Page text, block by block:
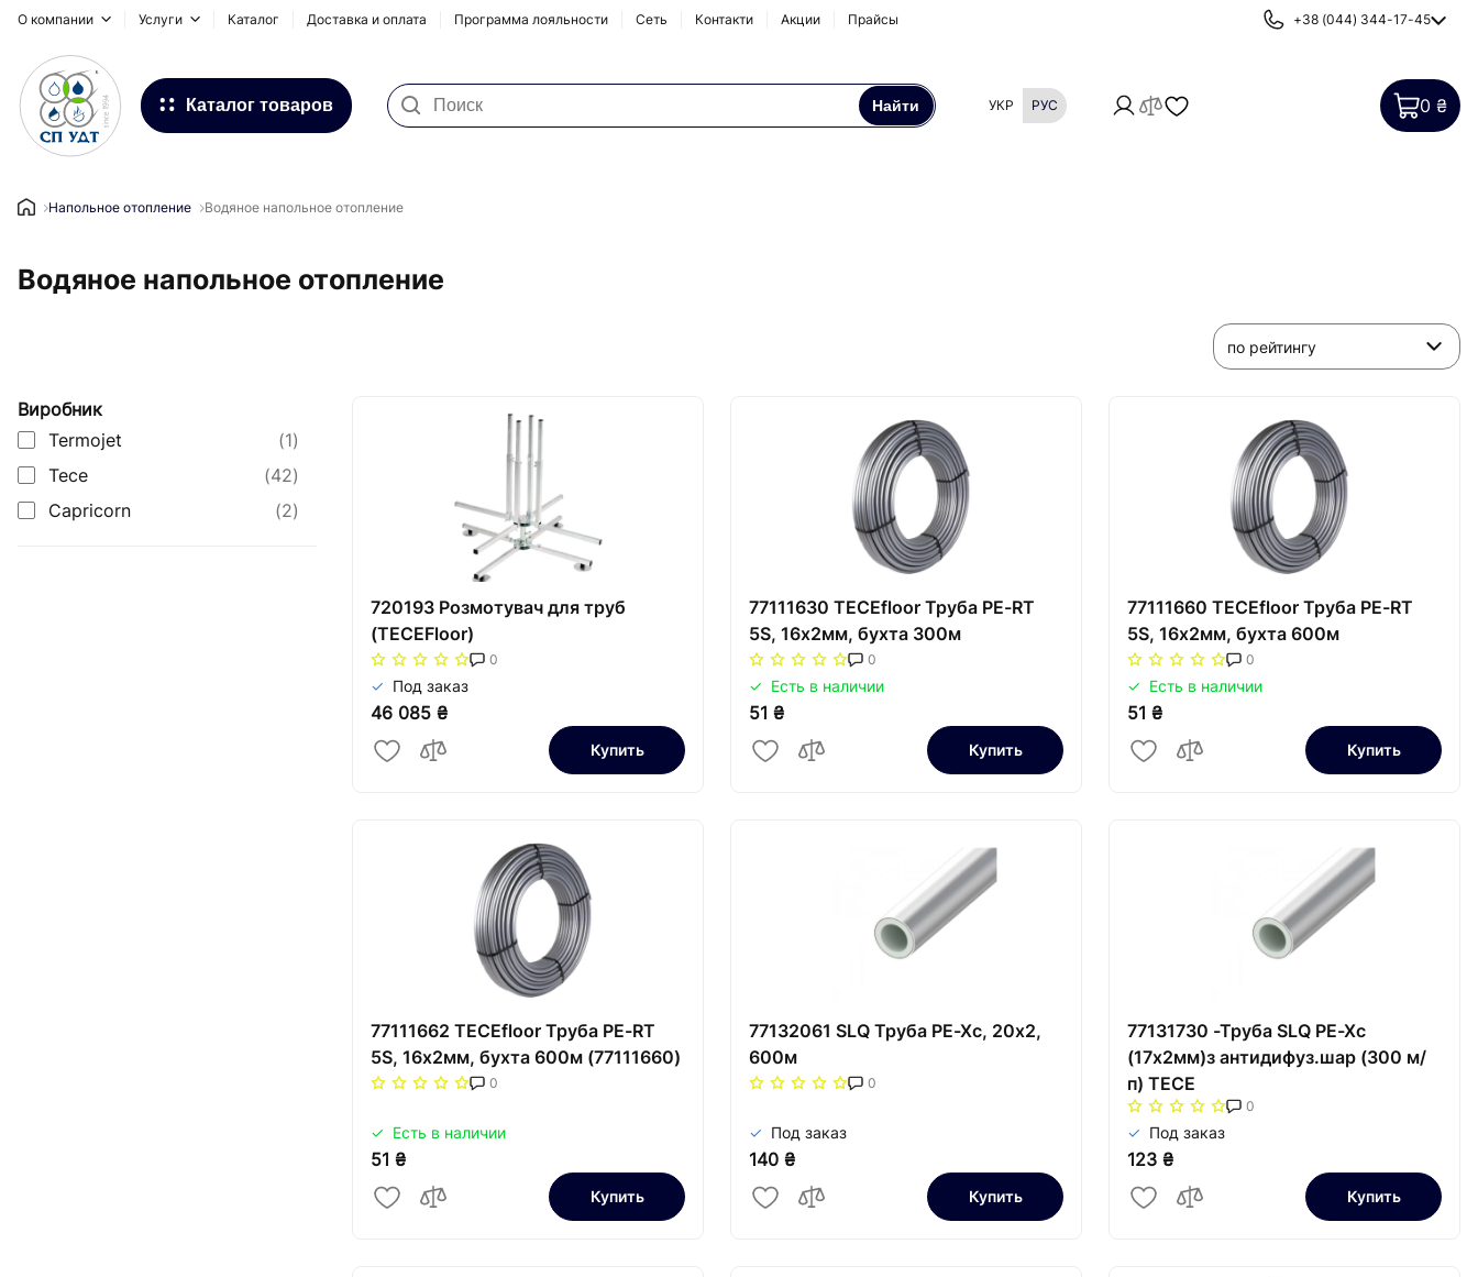
О компании Услуги Каталог Доставка и оплата Программа лояльности Сеть Контакти Акции Прайсы +38 (044) 344-17-45
Каталог товаров
Системы для наружных
Водоснабжение и Отопление
сифоны и дренажные каналы
Запорная и регулирующая
Оборудование для котельных
Насосное оборудование
Найти УКР РУС 0 ₴
Напольное отопление Водяное напольное отопление
Водяное напольное отопление
по рейтингу
Виробник
Termojet
(1)
Tece
(42)
Capricorn
(2)
720193 Розмотувач для труб
(ТЕСЕFloor)
0
Под заказ
46 085 ₴
Купить
77111630 TECEfloor Труба PE-RT
5S, 16x2мм, бухта 300м
0
Есть в наличии
51 ₴
Купить
77111660 TECEfloor Труба PE-RT
5S, 16x2мм, бухта 600м
0
Есть в наличии
51 ₴
Купить
77111662 TECEfloor Труба PE-RT
5S, 16x2мм, бухта 600м (77111660)
0
Есть в наличии
51 ₴
Купить
77132061 SLQ Труба PE-Xc, 20x2,
600м
0
Под заказ
140 ₴
Купить
77131730 -Труба SLQ РЕ-Хс
(17х2мм)з антидифуз.шар (300 м/
п) TECE
0
Под заказ
123 ₴
Купить